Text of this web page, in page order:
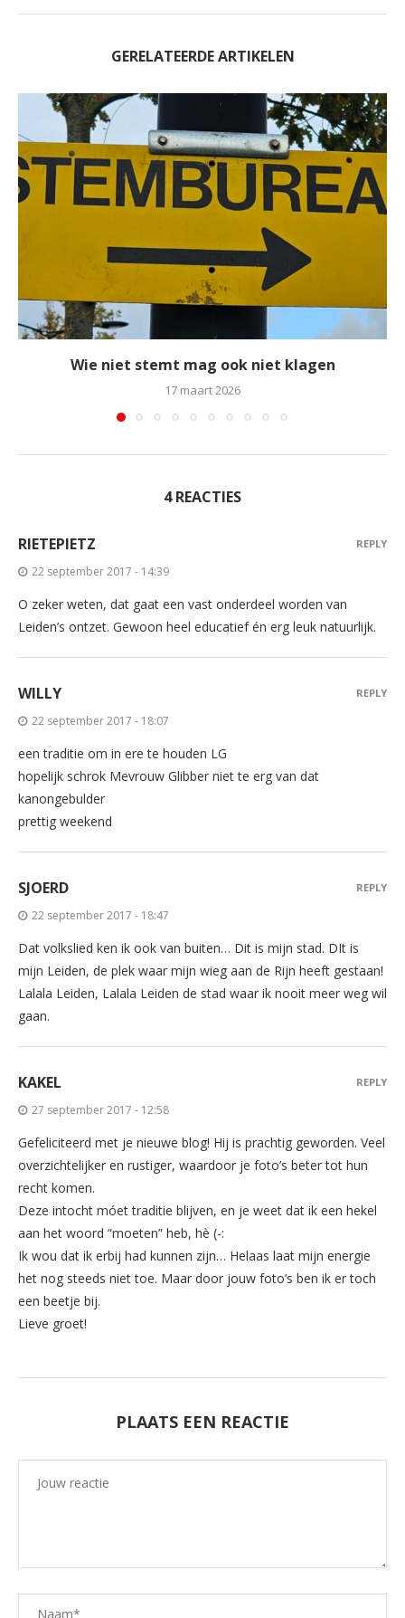
GERELATEERDE ARTIKELEN
Wie niet stemt mag ook niet klagen
17 maart 2026
4 REACTIES
RIETEPIETZ
22 september 2017 - 14:39
O zeker weten, dat gaat een vast onderdeel worden van
Leiden’s ontzet. Gewoon heel educatief én erg leuk natuurlijk.
REPLY
WILLY
22 september 2017 - 18:07
een traditie om in ere te houden LG
hopelijk schrok Mevrouw Glibber niet te erg van dat
kanongebulder
prettig weekend
REPLY
SJOERD
22 september 2017 - 18:47
Dat volkslied ken ik ook van buiten… Dit is mijn stad. DIt is
mijn Leiden, de plek waar mijn wieg aan de Rijn heeft gestaan!
Lalala Leiden, Lalala Leiden de stad waar ik nooit meer weg wil
gaan.
REPLY
KAKEL
27 september 2017 - 12:58
Gefeliciteerd met je nieuwe blog! Hij is prachtig geworden. Veel
overzichtelijker en rustiger, waardoor je foto’s beter tot hun
recht komen.
Deze intocht móet traditie blijven, en je weet dat ik een hekel
aan het woord “moeten” heb, hè (-:
Ik wou dat ik erbij had kunnen zijn… Helaas laat mijn energie
het nog steeds niet toe. Maar door jouw foto’s ben ik er toch
een beetje bij.
Lieve groet!
REPLY
PLAATS EEN REACTIE